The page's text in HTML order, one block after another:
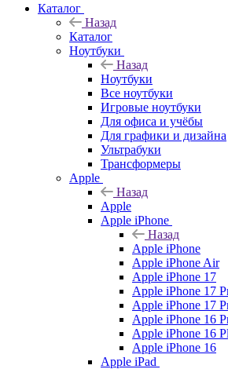
Каталог
Назад
Каталог
Ноутбуки
Назад
Ноутбуки
Все ноутбуки
Игровые ноутбуки
Для офиса и учёбы
Для графики и дизайна
Ультрабуки
Трансформеры
Apple
Назад
Apple
Apple iPhone
Назад
Apple iPhone
Apple iPhone Air
Apple iPhone 17
Apple iPhone 17
Apple iPhone 17
Apple iPhone 16
Apple iPhone 16
Apple iPhone 16
Apple iPad